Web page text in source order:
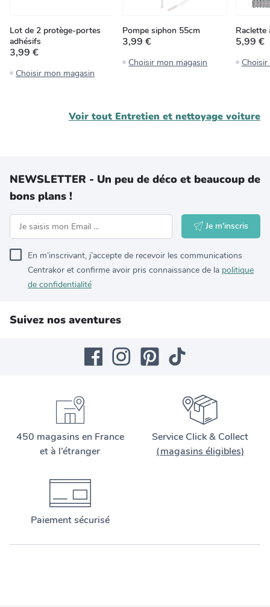
Lot de 2 protège-portes
adhésifs
3,99 €
Choisir mon magasin
Pompe siphon 55cm
3,99 €
Choisir mon magasin
Raclette
5,99 €
Voir tout Entretien et nettoyage voiture
NEWSLETTER - Un peu de déco et beaucoup de
bons plans !
Je m'inscris
En m’inscrivant, j’accepte de recevoir les communications
Centrakor et confirme avoir pris connaissance de la politique
de confidentialité
Suivez nos aventures
450 magasins en France
et à l’étranger
Service Click & Collect
(magasins éligibles)
Paiement sécurisé